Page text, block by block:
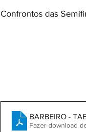
Confrontos das
BARBEIRO -
Fazer download